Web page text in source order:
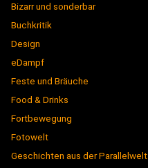
Bizarr und sonderbar
Buchkritik
Design
eDampf
Feste und Bräuche
Food & Drinks
Fortbewegung
Fotowelt
Geschichten aus der Parallelwelt